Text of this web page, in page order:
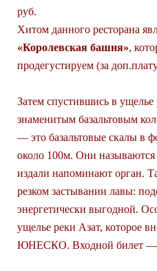
руб.
Хитом данного ресторана
«Королевская башня»,
продегустируем (за
Затем спустившись в
знаменитым базальтовым
— это базальтовые скалы в
около 100м. Они
издали напоминают орган.
резком застывании лавы:
энергетически выгодной.
ущелье реки Азат, которое
ЮНЕСКО. Входной билет —